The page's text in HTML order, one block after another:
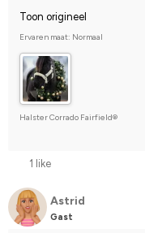
Toon origineel
Ervaren maat: Normaal
Halster Corrado Fairfield®
1 like
Astrid
Gast